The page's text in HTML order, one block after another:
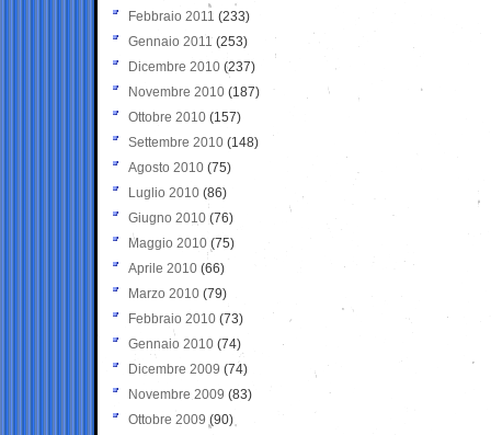
Febbraio 2011 (233)
Gennaio 2011 (253)
Dicembre 2010 (237)
Novembre 2010 (187)
Ottobre 2010 (157)
Settembre 2010 (148)
Agosto 2010 (75)
Luglio 2010 (86)
Giugno 2010 (76)
Maggio 2010 (75)
Aprile 2010 (66)
Marzo 2010 (79)
Febbraio 2010 (73)
Gennaio 2010 (74)
Dicembre 2009 (74)
Novembre 2009 (83)
Ottobre 2009 (90)